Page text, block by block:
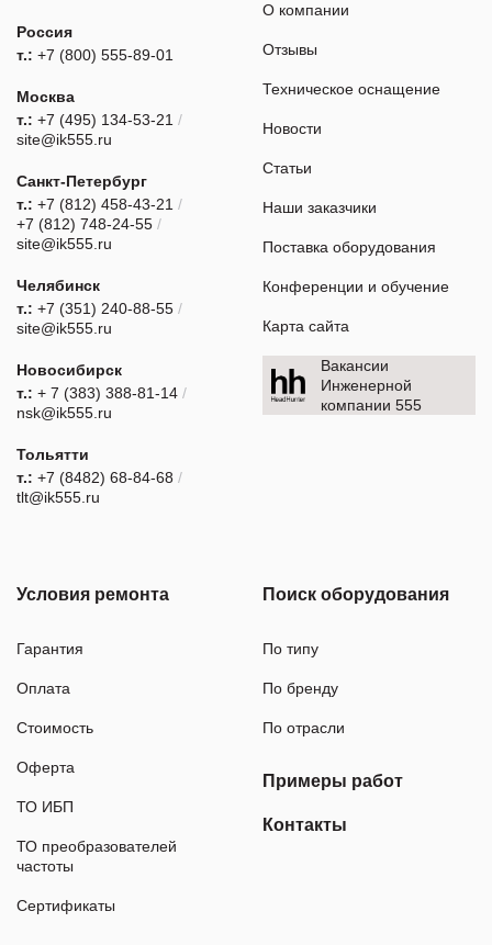
Россия
т.: +7 (800) 555-89-01
Москва
т.: +7 (495) 134-53-21 /
site@ik555.ru
Санкт-Петербург
т.: +7 (812) 458-43-21 /
+7 (812) 748-24-55 /
site@ik555.ru
Челябинск
т.: +7 (351) 240-88-55 /
site@ik555.ru
Новосибирск
т.: + 7 (383) 388-81-14 /
nsk@ik555.ru
Тольятти
т.: +7 (8482) 68-84-68 /
tlt@ik555.ru
О компании
Отзывы
Техническое оснащение
Новости
Статьи
Наши заказчики
Поставка оборудования
Конференции и обучение
Карта сайта
Вакансии
Инженерной
компании 555
Условия ремонта
Гарантия
Оплата
Стоимость
Оферта
ТО ИБП
ТО преобразователей
частоты
Сертификаты
Поиск оборудования
По типу
По бренду
По отрасли
Примеры работ
Контакты